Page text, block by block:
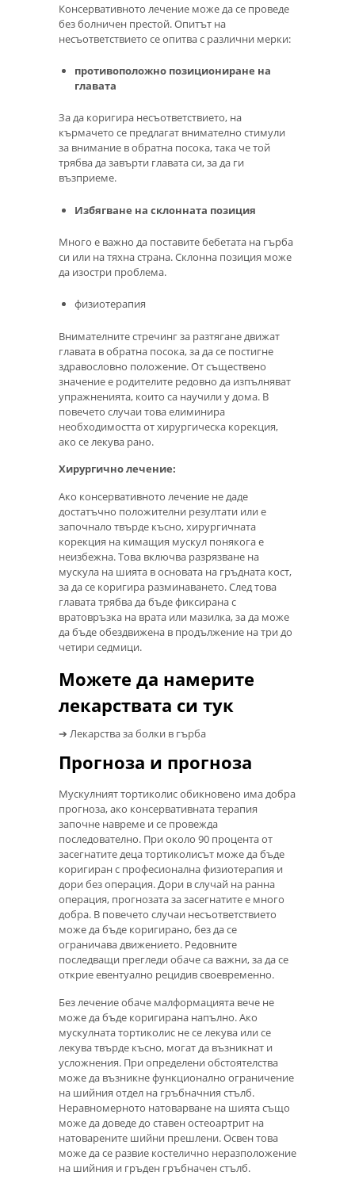
Консервативното лечение може да се проведе
без болничен престой. Опитът на
несъответствието се опитва с различни мерки:
противоположно позициониране на
главата
За да коригира несъответствието, на
кърмачето се предлагат внимателно стимули
за внимание в обратна посока, така че той
трябва да завърти главата си, за да ги
възприеме.
Избягване на склонната позиция
Много е важно да поставите бебетата на гърба
си или на тяхна страна. Склонна позиция може
да изостри проблема.
физиотерапия
Внимателните стречинг за разтягане движат
главата в обратна посока, за да се постигне
здравословно положение. От съществено
значение е родителите редовно да изпълняват
упражненията, които са научили у дома. В
повечето случаи това елиминира
необходимостта от хирургическа корекция,
ако се лекува рано.
Хирургично лечение:
Ако консервативното лечение не даде
достатъчно положителни резултати или е
започнало твърде късно, хирургичната
корекция на кимащия мускул понякога е
неизбежна. Това включва разрязване на
мускула на шията в основата на гръдната кост,
за да се коригира разминаването. След това
главата трябва да бъде фиксирана с
вратовръзка на врата или мазилка, за да може
да бъде обездвижена в продължение на три до
четири седмици.
Можете да намерите
лекарствата си тук
➔ Лекарства за болки в гърба
Прогноза и прогноза
Мускулният тортиколис обикновено има добра
прогноза, ако консервативната терапия
започне навреме и се провежда
последователно. При около 90 процента от
засегнатите деца тортиколисът може да бъде
коригиран с професионална физиотерапия и
дори без операция. Дори в случай на ранна
операция, прогнозата за засегнатите е много
добра. В повечето случаи несъответствието
може да бъде коригирано, без да се
ограничава движението. Редовните
последващи прегледи обаче са важни, за да се
открие евентуално рецидив своевременно.
Без лечение обаче малформацията вече не
може да бъде коригирана напълно. Ако
мускулната тортиколис не се лекува или се
лекува твърде късно, могат да възникнат и
усложнения. При определени обстоятелства
може да възникне функционално ограничение
на шийния отдел на гръбначния стълб.
Неравномерното натоварване на шията също
може да доведе до ставен остеоартрит на
натоварените шийни прешлени. Освен това
може да се развие костелично неразположение
на шийния и гръден гръбначен стълб.